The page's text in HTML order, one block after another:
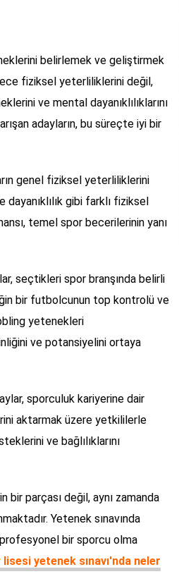
belirlemek ve geliştirmek
fiziksel yeterliliklerini değil,
ve mental dayanıklılıklarını
adayların, bu süreçte iyi bir
genel fiziksel yeterliliklerini
gibi farklı fiziksel
temel spor becerilerinin yanı
seçtikleri spor branşında belirli
bir futbolcunun top kontrolü ve
yetenekleri
ve potansiyelini ortaya
sporculuk kariyerine dair
aktarmak üzere yetkililerle
ve bağlılıklarını
bir parçası değil, aynı zamanda
Yetenek sınavında
bir sporcu olma
yetenek sınavı'nda neler